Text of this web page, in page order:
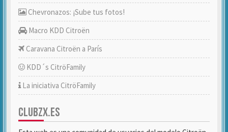
Chevronazos: ¡Sube tus fotos!
Macro KDD Citroën
Caravana Citroën a París
KDD´s CitröFamily
La iniciativa CitröFamily
CLUBZX.ES